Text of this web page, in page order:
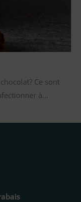
Ce sont
à…